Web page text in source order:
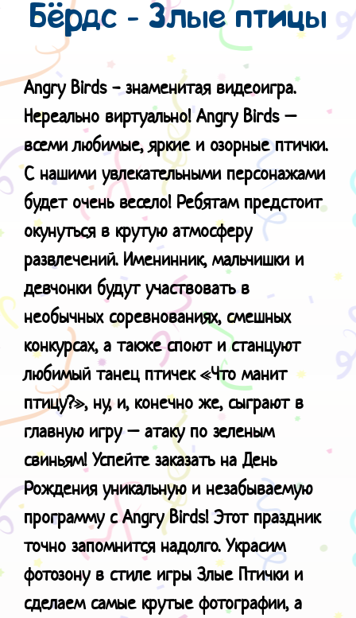
Бёрдс - Злые птицы
Angry Birds - знаменитая видеоигра.
Нереально виртуально! Angry Birds –
всеми любимые, яркие и озорные птички.
С нашими увлекательными персонажами
будет очень весело! Ребятам предстоит
окунуться в крутую атмосферу
развлечений. Именинник, мальчишки и
девчонки будут участвовать в
необычных соревнованиях, смешных
конкурсах, а также споют и станцуют
любимый танец птичек «Что манит
птицу?», ну, и, конечно же, сыграют в
главную игру – атаку по зеленым
свиньям! Успейте заказать на День
Рождения уникальную и незабываемую
программу с Angry Birds! Этот праздник
точно запомнится надолго. Украсим
фотозону в стиле игры Злые Птички и
сделаем самые крутые фотографии, а